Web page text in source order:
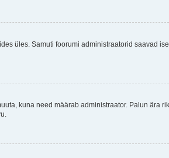
üles. Samuti foorumi administraatorid saavad ise
kuna need määrab administraator. Palun ära